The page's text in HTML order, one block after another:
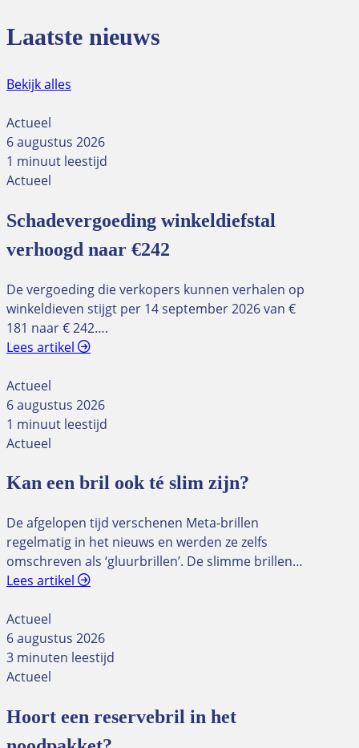
Laatste nieuws
Bekijk alles
Actueel
6 augustus 2026
1 minuut leestijd
Actueel
Schadevergoeding winkeldiefstal
verhoogd naar €242
De vergoeding die verkopers kunnen verhalen op
winkeldieven stijgt per 14 september 2026 van €
181 naar € 242….
Lees artikel
Actueel
6 augustus 2026
1 minuut leestijd
Actueel
Kan een bril ook té slim zijn?
De afgelopen tijd verschenen Meta-brillen
regelmatig in het nieuws en werden ze zelfs
omschreven als ‘gluurbrillen’. De slimme brillen…
Lees artikel
Actueel
6 augustus 2026
3 minuten leestijd
Actueel
Hoort een reservebril in het